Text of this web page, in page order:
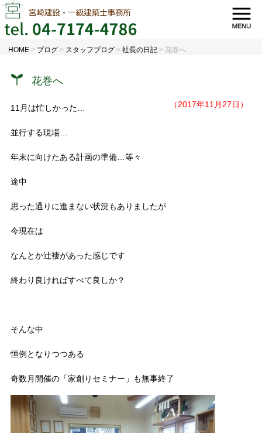
HOME > ブログ > スタッフブログ >社長の日記 >花巻へ
花巻へ
（2017年11月27日）
11月は忙しかった…
並行する現場…
年末に向けたある計画の準備…等々
途中
思った通りに進まない状況もありましたが
今現在は
なんとか辻褄があった感じです
終わり良ければすべて良しか？
そんな中
恒例となりつつある
奇数月開催の「家創りセミナー」も無事終了